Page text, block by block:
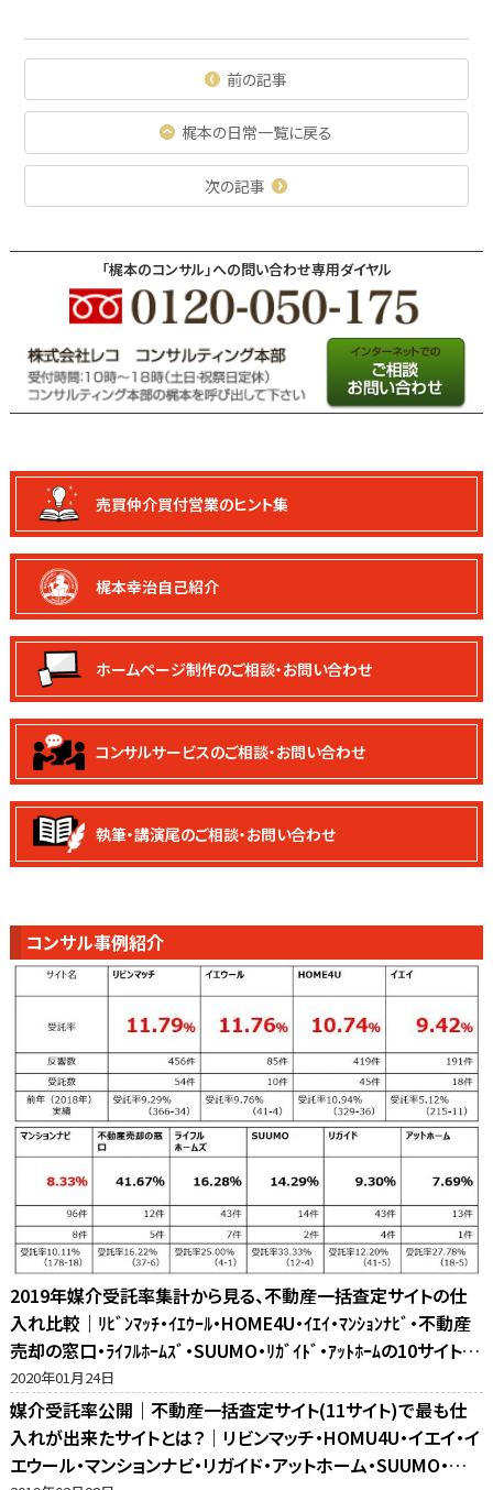
前の記事
梶本の日常一覧に戻る
次の記事
「梶本のコンサル」への問い合わせ専用ダイヤル
売買仲介買付営業のヒント集
梶本幸治自己紹介
ホームページ制作のご相談・お問い合わせ
コンサルサービスのご相談・お問い合わせ
執筆・講演尾のご相談・お問い合わせ
コンサル事例紹介
2019年媒介受託率集計から見る、不動産一括査定サイトの仕
入れ比較｜ﾘﾋﾞﾝﾏｯﾁ・ｲｴｳｰﾙ・HOME4U・ｲｴｲ・ﾏﾝｼｮﾝﾅﾋﾞ・不動産
売却の窓口・ﾗｲﾌﾙﾎｰﾑｽﾞ・SUUMO・ﾘｶﾞｲﾄﾞ・ｱｯﾄﾎｰﾑの10サイト比
較
2020年01月24日
媒介受託率公開｜不動産一括査定サイト(11サイト)で最も仕
入れが出来たサイトとは？｜リビンマッチ・HOMU4U・イエイ・イ
エウール・マンションナビ・リガイド・アットホーム・SUUMO・不